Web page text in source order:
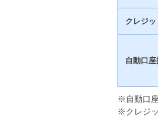
クレジ
自動口座
※自動口
※クレジ